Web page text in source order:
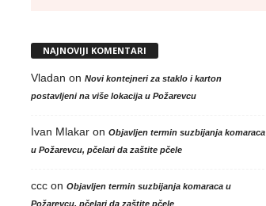
NAJNOVIJI KOMENTARI
Vladan on Novi kontejneri za staklo i karton
postavljeni na više lokacija u Požarevcu
Ivan Mlakaron Objavljen termin suzbijanja komaraca
u Požarevcu, pčelari da zaštite pčele
cccon Objavljen termin suzbijanja komaraca u
Požarevcu, pčelari da zaštite pčele